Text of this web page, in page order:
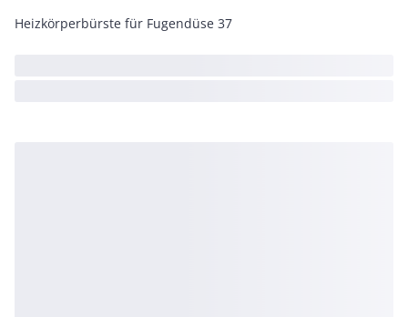
Heizkörperbürste für Fugendüse 37